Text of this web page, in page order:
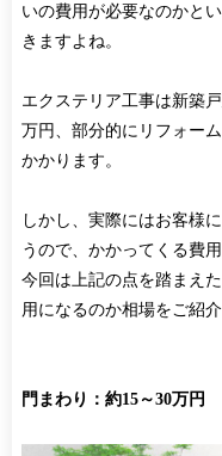
いの費用が必要なのかと
きますよね。
エクステリア工事は新築
万円、部分的にリフォー
かかります。
しかし、実際にはお客様
うので、かかってくる費
今回は上記の点を踏まえ
用になるのか相場をご紹
門まわり：約15～30万円